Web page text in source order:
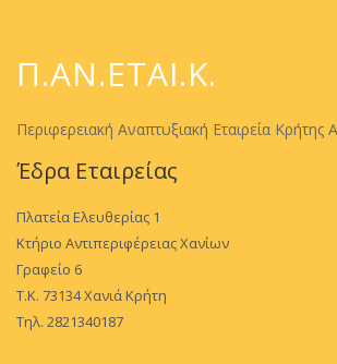
Π.ΑΝ.ΕΤΑΙ.Κ.
Περιφερειακή Αναπτυξιακή Εταιρεία Κρήτης
Έδρα Εταιρείας
Πλατεία Ελευθερίας 1
Κτήριο Αντιπεριφέρειας Χανίων
Γραφείο 6
Τ.Κ. 73134 Χανιά Κρήτη
Τηλ. 2821340187